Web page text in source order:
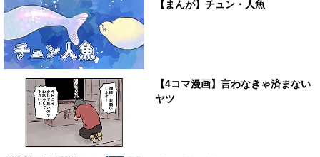
【まんが】チュン・人魚
【4コマ漫画】言わなきゃ済まない
ヤツ